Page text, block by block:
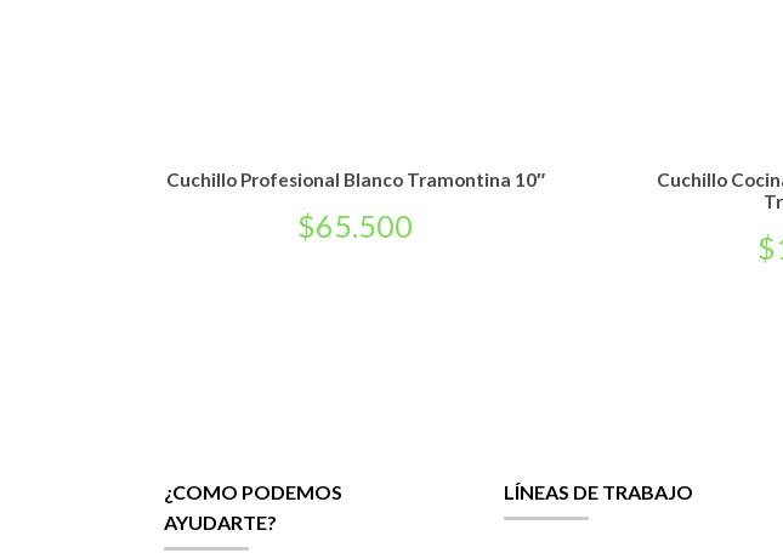
Cuchillo Profesional Blanco Tramontina 10″
$65.500
Cuchillo
$
¿COMO PODEMOS
AYUDARTE?
LÍNEAS DE TRABAJO